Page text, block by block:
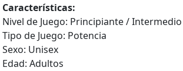
Características:
Nivel de Juego: Principiante / Intermedio
Tipo de Juego: Potencia
Sexo: Unisex
Edad: Adultos